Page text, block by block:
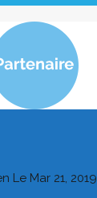
Le Mar 21, 2019